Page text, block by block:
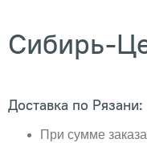
Сибирь-
Доставка по Рязани:
При сумме